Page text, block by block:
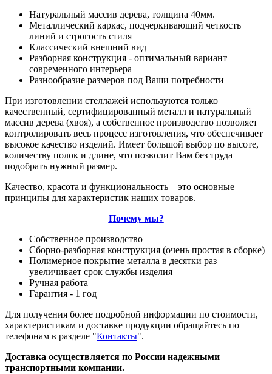
Натуральный массив дерева, толщина 40мм.
Металлический каркас, подчеркивающий четкость
линий и строгость стиля
Классический внешний вид
Разборная конструкция - оптимальный вариант
современного интерьера
Разнообразие размеров под Ваши потребности
При изготовлении стеллажей используются только
качественный, сертифицированный металл и натуральный
массив дерева (хвоя), а собственное производство позволяет
контролировать весь процесс изготовления, что обеспечивает
высокое качество изделий. Имеет большой выбор по высоте,
количеству полок и длине, что позволит Вам без труда
подобрать нужный размер.
Качество, красота и функциональность – это основные
принципы для характеристик наших товаров.
Почему мы?
Собственное производство
Сборно-разборная конструкция (очень простая в сборке)
Полимерное покрытие металла в десятки раз
увеличивает срок службы изделия
Ручная работа
Гарантия - 1 год
Для получения более подробной информации по стоимости,
характеристикам и доставке продукции обращайтесь по
телефонам в разделе "Контакты".
Доставка осуществляется по России надежными
транспортными компании.